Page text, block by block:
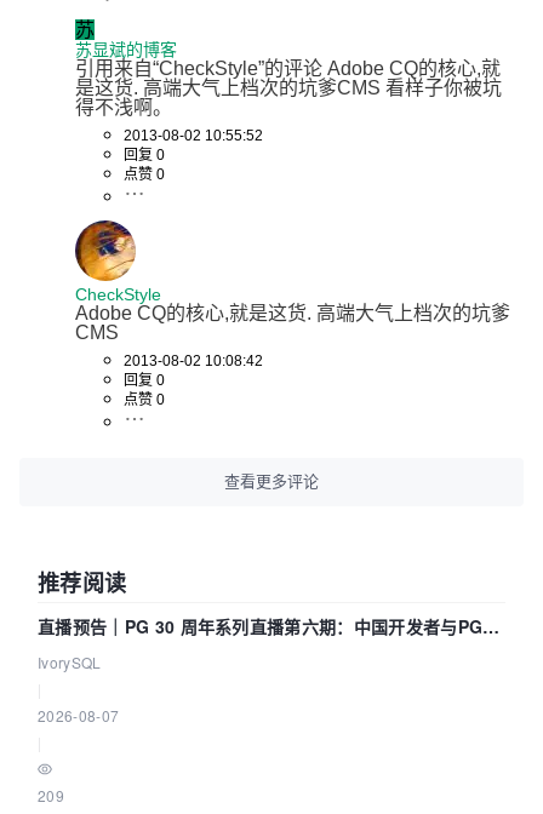
苏
苏显斌的博客
引用来自“CheckStyle”的评论 Adobe CQ的核心,就
是这货. 高端大气上档次的坑爹CMS 看样子你被坑
得不浅啊。
2013-08-02 10:55:52
回复 0
点赞 0
CheckStyle
Adobe CQ的核心,就是这货. 高端大气上档次的坑爹
CMS
2013-08-02 10:08:42
回复 0
点赞 0
查看更多评论
推荐阅读
直播预告｜PG 30 周年系列直播第六期：中国开发者与PG内
核——我们改得动吗？我们贡献了什么？
IvorySQL
2026-08-07
209